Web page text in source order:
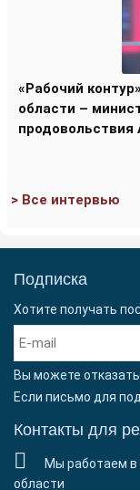
«Рабочий
области –
продовольствия
> Все интервью
Подписка
Хотите получать
Вы можете
Если письмо для
Контакты для
Мы работаем в
области